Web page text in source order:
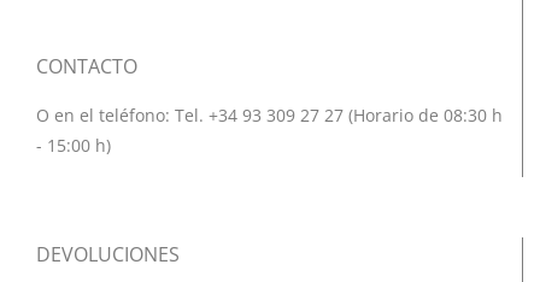
CONTACTO
O en el teléfono: Tel. +34 93 309 27 27 (Horario de 08:30 h
- 15:00 h)
DEVOLUCIONES